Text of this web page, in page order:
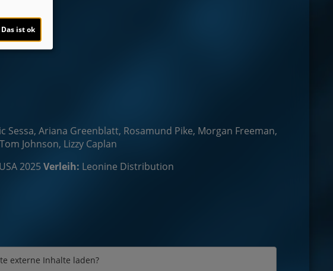
Sessa, Ariana Greenblatt, Rosamund Pike, Morgan Freeman,
Johnson, Lizzy Caplan
USA 2025Verleih: Leonine Distribution
externe Inhalte laden?
Das ist ok